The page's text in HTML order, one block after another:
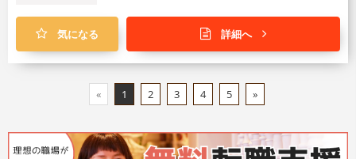
気になる 詳細へ
« 1 2 3 4 5 »